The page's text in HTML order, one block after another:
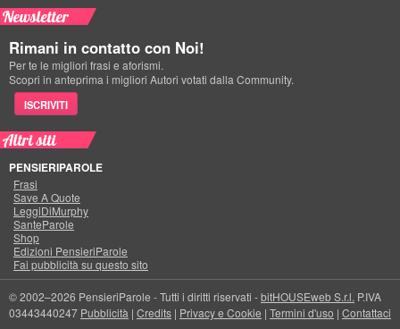
Newsletter
Rimani in contatto con Noi!
Per te le migliori frasi e aforismi.
Scopri in anteprima i migliori Autori votati dalla Community.
ISCRIVITI
Altri siti
PENSIERIPAROLE
Frasi
Save A Quote
LeggiDiMurphy
SanteParole
Shop
Edizioni PensieriParole
Fai pubblicità su questo sito
© 2002–2026 PensieriParole - Tutti i diritti riservati -bitHOUSEweb S.r.l. P.IVA
03443440247 Pubblicità | Credits | Privacy e Cookie | Termini d'uso | Contattaci